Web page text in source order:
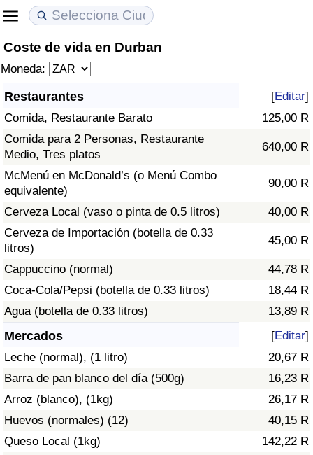
Coste de vida en Durban
Moneda:
Restaurantes [Editar]
Comida, Restaurante Barato
125,00 R
Comida para 2 Personas, Restaurante
Medio, Tres platos
640,00 R
McMenú en McDonald’s (o Menú Combo
equivalente)
90,00 R
Cerveza Local (vaso o pinta de 0.5 litros)
40,00 R
Cerveza de Importación (botella de 0.33
litros)
45,00 R
Cappuccino (normal)
44,78 R
Coca-Cola/Pepsi (botella de 0.33 litros)
18,44 R
Agua (botella de 0.33 litros)
13,89 R
Mercados [Editar]
Leche (normal), (1 litro)
20,67 R
Barra de pan blanco del día (500g)
16,23 R
Arroz (blanco), (1kg)
26,17 R
Huevos (normales) (12)
40,15 R
Queso Local (1kg)
142,22 R
Coste de vida
Índice de Costo de Vida
Índice de costo de vida por país
en aqaba
Precios de las propiedades
Índice de Precios de Inmuebles
Índice de Precios de Inmuebles por País
Calidad de Vida
Índice de Calidad de Vida (Actual)
Índice de calidad de vida por país
Delincuencia
Calificación del Índice de Criminalidad
(Actual)
Índice de Criminalidad
Índice de criminalidad por país
Sanidad
Índice de Sanidad